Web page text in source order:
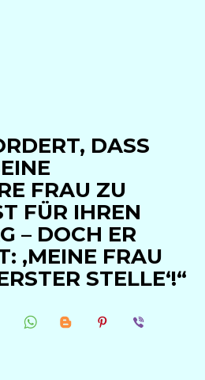
DASS
FRAU ZU
FÜR IHREN
– DOCH ER
‚MEINE FRAU
STELLE‘!“